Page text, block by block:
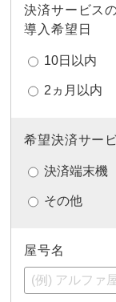
決済サービス
導入希望日
10日以内
2ヵ月以内
希望決済サー
決済端末機
その他
屋号名